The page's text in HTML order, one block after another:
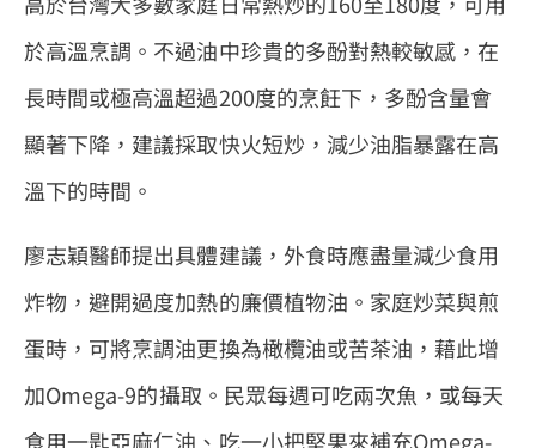
於高溫烹調。不過油中珍貴的多酚對熱較敏感，在
長時間或極高溫超過200度的烹飪下，多酚含量會
顯著下降，建議採取快火短炒，減少油脂暴露在高
溫下的時間。
廖志穎醫師提出具體建議，外食時應盡量減少食用
炸物，避開過度加熱的廉價植物油。家庭炒菜與煎
蛋時，可將烹調油更換為橄欖油或苦茶油，藉此增
加Omega-9的攝取。民眾每週可吃兩次魚，或每天
食用一匙亞麻仁油、吃一小把堅果來補充Omega-